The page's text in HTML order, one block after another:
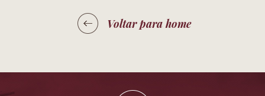
Voltar para home